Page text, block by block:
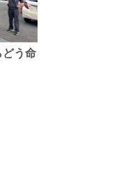
どう命